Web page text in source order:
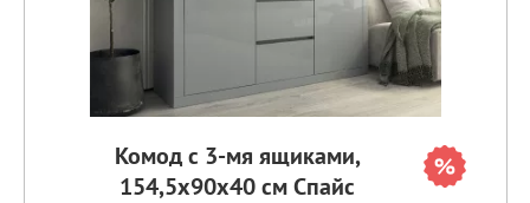
Комод с 3-мя ящиками,
154,5х90х40 см Спайс